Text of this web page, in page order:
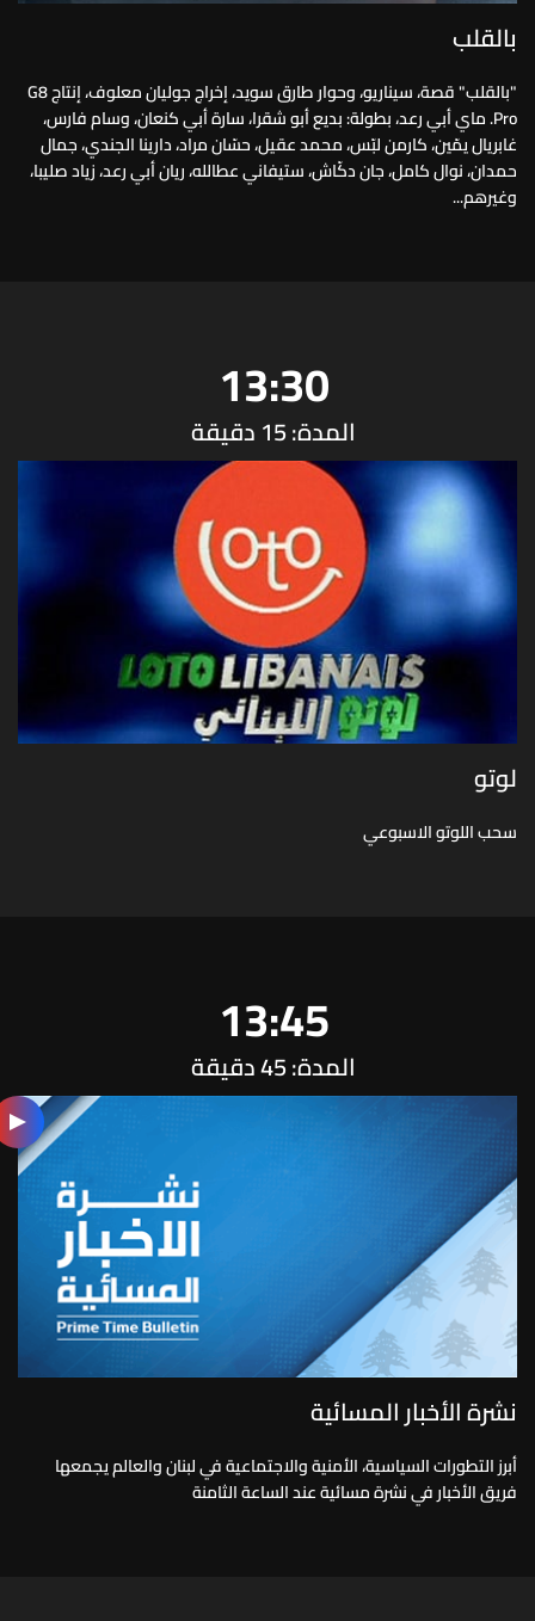
بالقلب
"بالقلب" قصة، سيناريو، وحوار طارق سويد، إخراج جوليان معلوف، إنتاج G8
Pro. ماي أبي رعد، بطولة: بديع أبو شقرا، سارة أبي كنعان، وسام فارس،
غابريال يمّين، كارمن لبّس، محمد عقيل، حسّان مراد، دارينا الجندي، جمال
حمدان، نوال كامل، جان دكّاش، ستيفاني عطالله، ريان أبي رعد، زياد صليبا،
وغيرهم...
13:30
المدة: 15 دقيقة
لوتو
سحب اللوتو الاسبوعي
13:45
المدة: 45 دقيقة
نشرة الأخبار المسائية
أبرز التطورات السياسية، الأمنية والاجتماعية في لبنان والعالم يجمعها
فريق الأخبار في نشرة مسائية عند الساعة الثامنة